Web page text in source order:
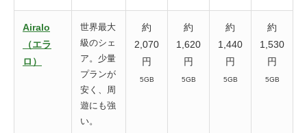
Airalo
（エラ
ロ）
世界最大
級のシェ
ア。少量
プランが
安く、周
遊にも強
い。
約
2,070
円
5GB
約
1,620
円
5GB
約
1,440
円
5GB
約
1,530
円
5GB